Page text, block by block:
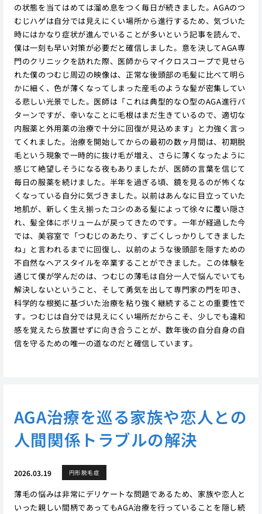
の状態を当てはめては溜め息をつく毎日が続きました。AGAのつ
むじハゲは自分では見えにくい場所から進行するため、気づいた
時にはかなり症状が進んでいることが多いという記事を読んで、
僕は一刻も早い対策が必要だと確信しました。意を決してAGA専
門のクリニックを訪れた際、医師からマイクロスコープで見せら
れた僕のつむじ周辺の映像は、正常な後頭部の毛髪に比べて明ら
かに細く、色が薄くなってしまった産毛のような髪が密集してい
る悲しい光景でした。医師は「これは典型的なＯ型のAGA進行パ
ターンですが、幸いなことに毛根はまだ生きているので、適切な
内服薬と外用薬の治療で十分に回復が見込めます」と力強く言っ
てくれました。治療を開始してからの最初の数ヶ月間は、初期脱
毛という現象で一時的に抜け毛が増え、さらに薄くなったように
感じて絶望しそうになる夜もありましたが、医師の言葉を信じて
毎日の服薬を続けました。半年を過ぎる頃、鏡を見るのが怖くな
くなっている自分に気づきました。以前はあんなに目立っていた
地肌が、新しく生え揃ったコシのある髪によって徐々に覆い隠さ
れ、髪全体にボリュームが戻ってきたのです。一年が経過した今
では、美容室で「つむじのあたり、すごくしっかりしてきました
ね」と言われるまでに回復し、以前のような後頭部を隠すための
不自然なヘアスタイルを卒業することができました。この体験を
通じて僕が学んだのは、つむじの薄毛は自分一人で悩んでいても
解決しないということ、そして勇気を出して専門家の門を叩き、
科学的な根拠に基づいた治療を粘り強く継続することの重要性で
す。つむじは自分では見えにくい場所だからこそ、少しでも違和
感を覚えたら放置せずに向き合うことが、数年後の自分自身の自
信を守るための唯一の道なのだと確信しています。
AGA治療を巡る家族や恋人との
人間関係トラブルの解決
2026.03.19 円形脱毛症
薄毛の悩みは非常にデリケートな問題であるため、家族や恋人と
いった親しい間柄であってもAGA治療を行っていることを隠し続